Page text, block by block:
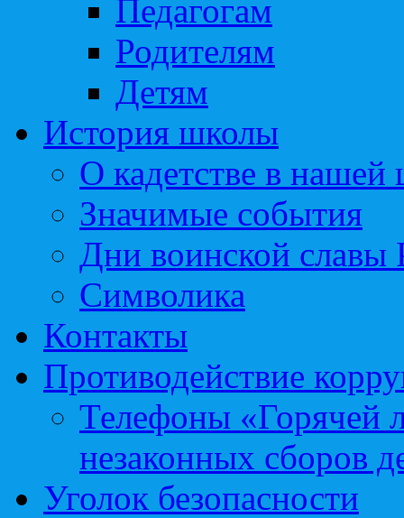
Педагогам
Родителям
Детям
История школы
О кадетстве в нашей
Значимые события
Дни воинской славы
Символика
Контакты
Противодействие
Телефоны «Горячей
незаконных сборов
Уголок безопасности